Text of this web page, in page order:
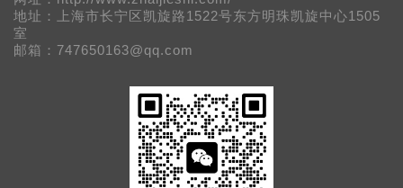
地址：上海市长宁区凯旋路1522号东方明珠凯旋中心1505
室
邮箱：747650163@qq.com